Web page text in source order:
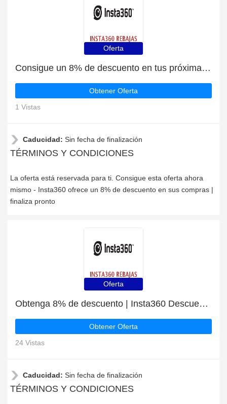
Oferta
Consigue un 8% de descuento en tus próximas compras en Insta360
Obtener Oferta
1 Vistas
Caducidad: Sin fecha de finalización
TÉRMINOS Y CONDICIONES
La oferta está reservada para ti. Consigue esta oferta ahora
mismo - Insta360 ofrece un 8% de descuento en sus compras |
finaliza pronto
Oferta
Obtenga 8% de descuento | Insta360 Descuentos para estudiantes
Obtener Oferta
24 Vistas
Caducidad: Sin fecha de finalización
TÉRMINOS Y CONDICIONES